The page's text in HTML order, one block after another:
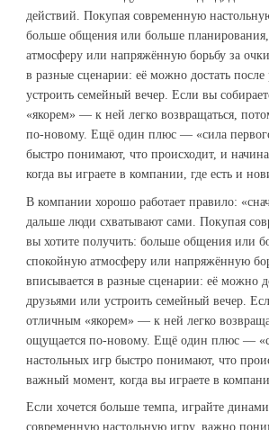
действий. Покупая современную
больше общения или больше
атмосферу или напряжённую борьбу за
в разные сценарии: её можно достать
устроить семейный вечер. Если вы
«якорем» — к ней легко возвращаться,
по‑новому. Ещё один плюс — «сила
быстро понимают, что происходит, и
когда вы играете в компании, где есть и
В компании хорошо работает правило:
дальше люди схватывают сами. Покупая
вы хотите получить: больше общения или
спокойную атмосферу или напряжённую
вписывается в разные сценарии: её можно
друзьями или устроить семейный вечер.
отличным «якорем» — к ней легко
ощущается по‑новому. Ещё один плюс —
настольных игр быстро понимают, что
важный момент, когда вы играете в
Если хочется больше темпа, играйте
современную настольную игру, важно